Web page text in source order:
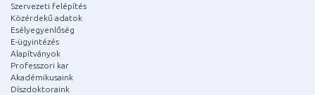
Szervezeti felépítés
Közérdekű adatok
Esélyegyenlőség
E-ügyintézés
Alapítványok
Professzori kar
Akadémikusaink
Díszdoktoraink